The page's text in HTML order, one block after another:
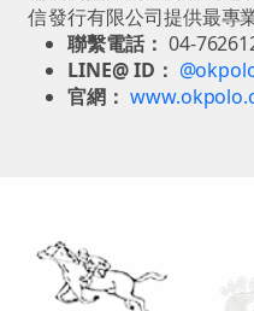
信發行有限公司提供最專
聯繫電話： 04-
LINE@ ID：
官網：